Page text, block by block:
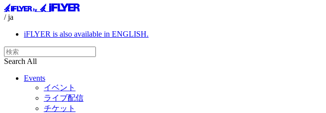
/ ja
iFLYER is also available in ENGLISH.
Search All
Events
イベント
ライブ配信
チケット